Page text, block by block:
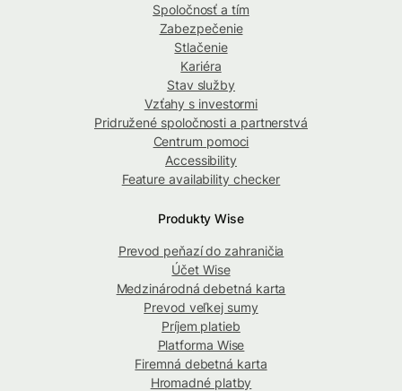
Spoločnosť a tím
Zabezpečenie
Stlačenie
Kariéra
Stav služby
Vzťahy s investormi
Pridružené spoločnosti a partnerstvá
Centrum pomoci
Accessibility
Feature availability checker
Produkty Wise
Prevod peňazí do zahraničia
Účet Wise
Medzinárodná debetná karta
Prevod veľkej sumy
Príjem platieb
Platforma Wise
Firemná debetná karta
Hromadné platby